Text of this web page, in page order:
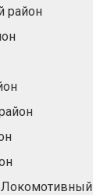
район
Локомотивный